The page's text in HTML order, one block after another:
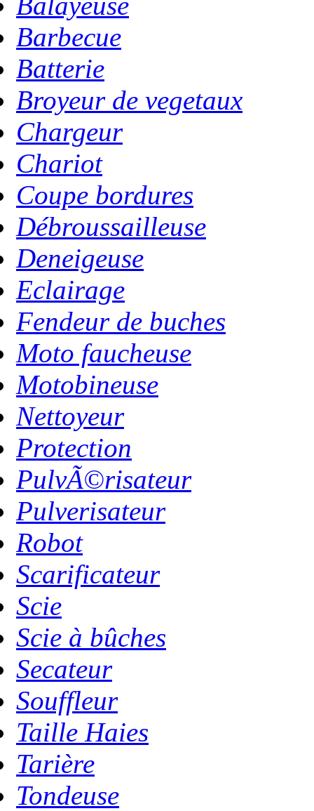
Barbecue
Batterie
Broyeur de vegetaux
Chargeur
Chariot
Coupe bordures
Débroussailleuse
Deneigeuse
Eclairage
Fendeur de buches
Moto faucheuse
Motobineuse
Nettoyeur
Protection
PulvÃ©risateur
Pulverisateur
Robot
Scarificateur
Scie
Scie à bûches
Secateur
Souffleur
Taille Haies
Tarière
Tondeuse